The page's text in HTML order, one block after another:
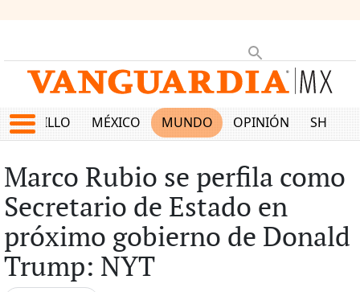
SALTILLO MÉXICO MUNDO OPINIÓN SHOW
Marco Rubio se perfila como
Secretario de Estado en
próximo gobierno de Donald
Trump: NYT